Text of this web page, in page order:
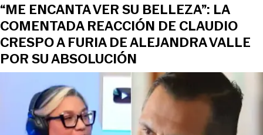
“ME ENCANTA VER SU BELLEZA”: LA
COMENTADA REACCIÓN DE CLAUDIO
CRESPO A FURIA DE ALEJANDRA VALLE
POR SU ABSOLUCIÓN